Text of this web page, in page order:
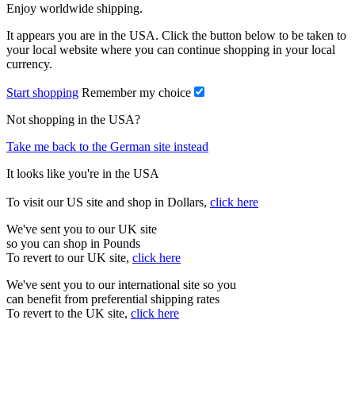
Enjoy worldwide shipping.
It appears you are in the USA. Click the button below to be taken to
your local website where you can continue shopping in your local
currency.
Start shopping Remember my choice
Not shopping in the USA?
Take me back to the German site instead
It looks like you're in the USA
To visit our US site and shop in Dollars, click here
We've sent you to our UK site
so you can shop in Pounds
To revert to our UK site, click here
We've sent you to our international site so you
can benefit from preferential shipping rates
To revert to the UK site, click here